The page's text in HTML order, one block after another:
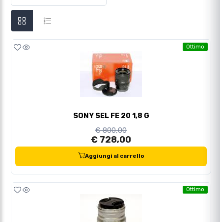
Ottimo
SONY SEL FE 20 1,8 G
€ 800,00
€ 728,00
Aggiungi al carrello
Ottimo